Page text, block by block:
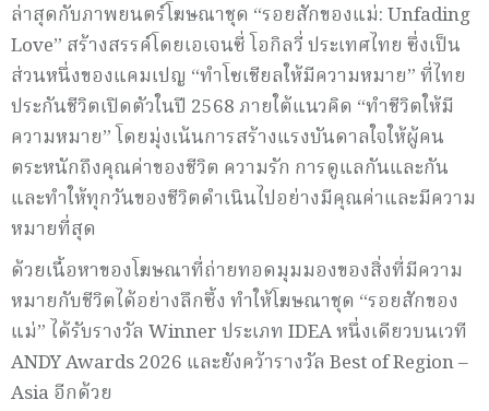
ล่าสุดกับภาพยนตร์โฆษณาชุด “รอยสักของแม่: Unfading
Love” สร้างสรรค์โดยเอเจนซี่ โอกิลวี่ ประเทศไทย ซึ่งเป็น
ส่วนหนึ่งของแคมเปญ “ทำโซเชียลให้มีความหมาย” ที่ไทย
ประกันชีวิตเปิดตัวในปี 2568 ภายใต้แนวคิด “ทำชีวิตให้มี
ความหมาย” โดยมุ่งเน้นการสร้างแรงบันดาลใจให้ผู้คน
ตระหนักถึงคุณค่าของชีวิต ความรัก การดูแลกันและกัน
และทำให้ทุกวันของชีวิตดำเนินไปอย่างมีคุณค่าและมีความ
หมายที่สุด
ด้วยเนื้อหาของโฆษณาที่ถ่ายทอดมุมมองของสิ่งที่มีความ
หมายกับชีวิตได้อย่างลึกซึ้ง ทำให้โฆษณาชุด “รอยสักของ
แม่” ได้รับรางวัล Winner ประเภท IDEA หนึ่งเดียวบนเวที
ANDY Awards 2026 และยังคว้ารางวัล Best of Region –
Asia อีกด้วย